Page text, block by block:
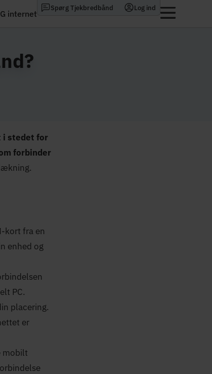
internet
Spørg Tjekbredbånd Log ind
i stedet for
forbinder
kort fra en
enhed og
PC.
placering.
er
mobilt